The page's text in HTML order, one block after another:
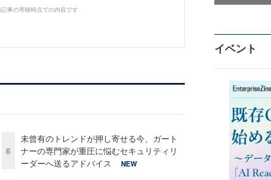
事の寄稿時点での内容です
6
未曾有のトレンドが押し寄せる今、ガート
ナーの専門家が重圧に悩むセキュリティリ
ーダーへ送るアドバイス
NEW
イベント